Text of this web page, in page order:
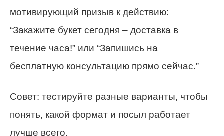
мотивирующий призыв к действию:
“Закажите букет сегодня – доставка в
течение часа!” или “Запишись на
бесплатную консультацию прямо сейчас.”
Совет: тестируйте разные варианты, чтобы
понять, какой формат и посыл работает
лучше всего.